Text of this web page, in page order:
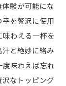
験が可能にな
を贅沢に使用
わえる一杯を
と絶妙に絡み
味わえば忘れ
なトッピング